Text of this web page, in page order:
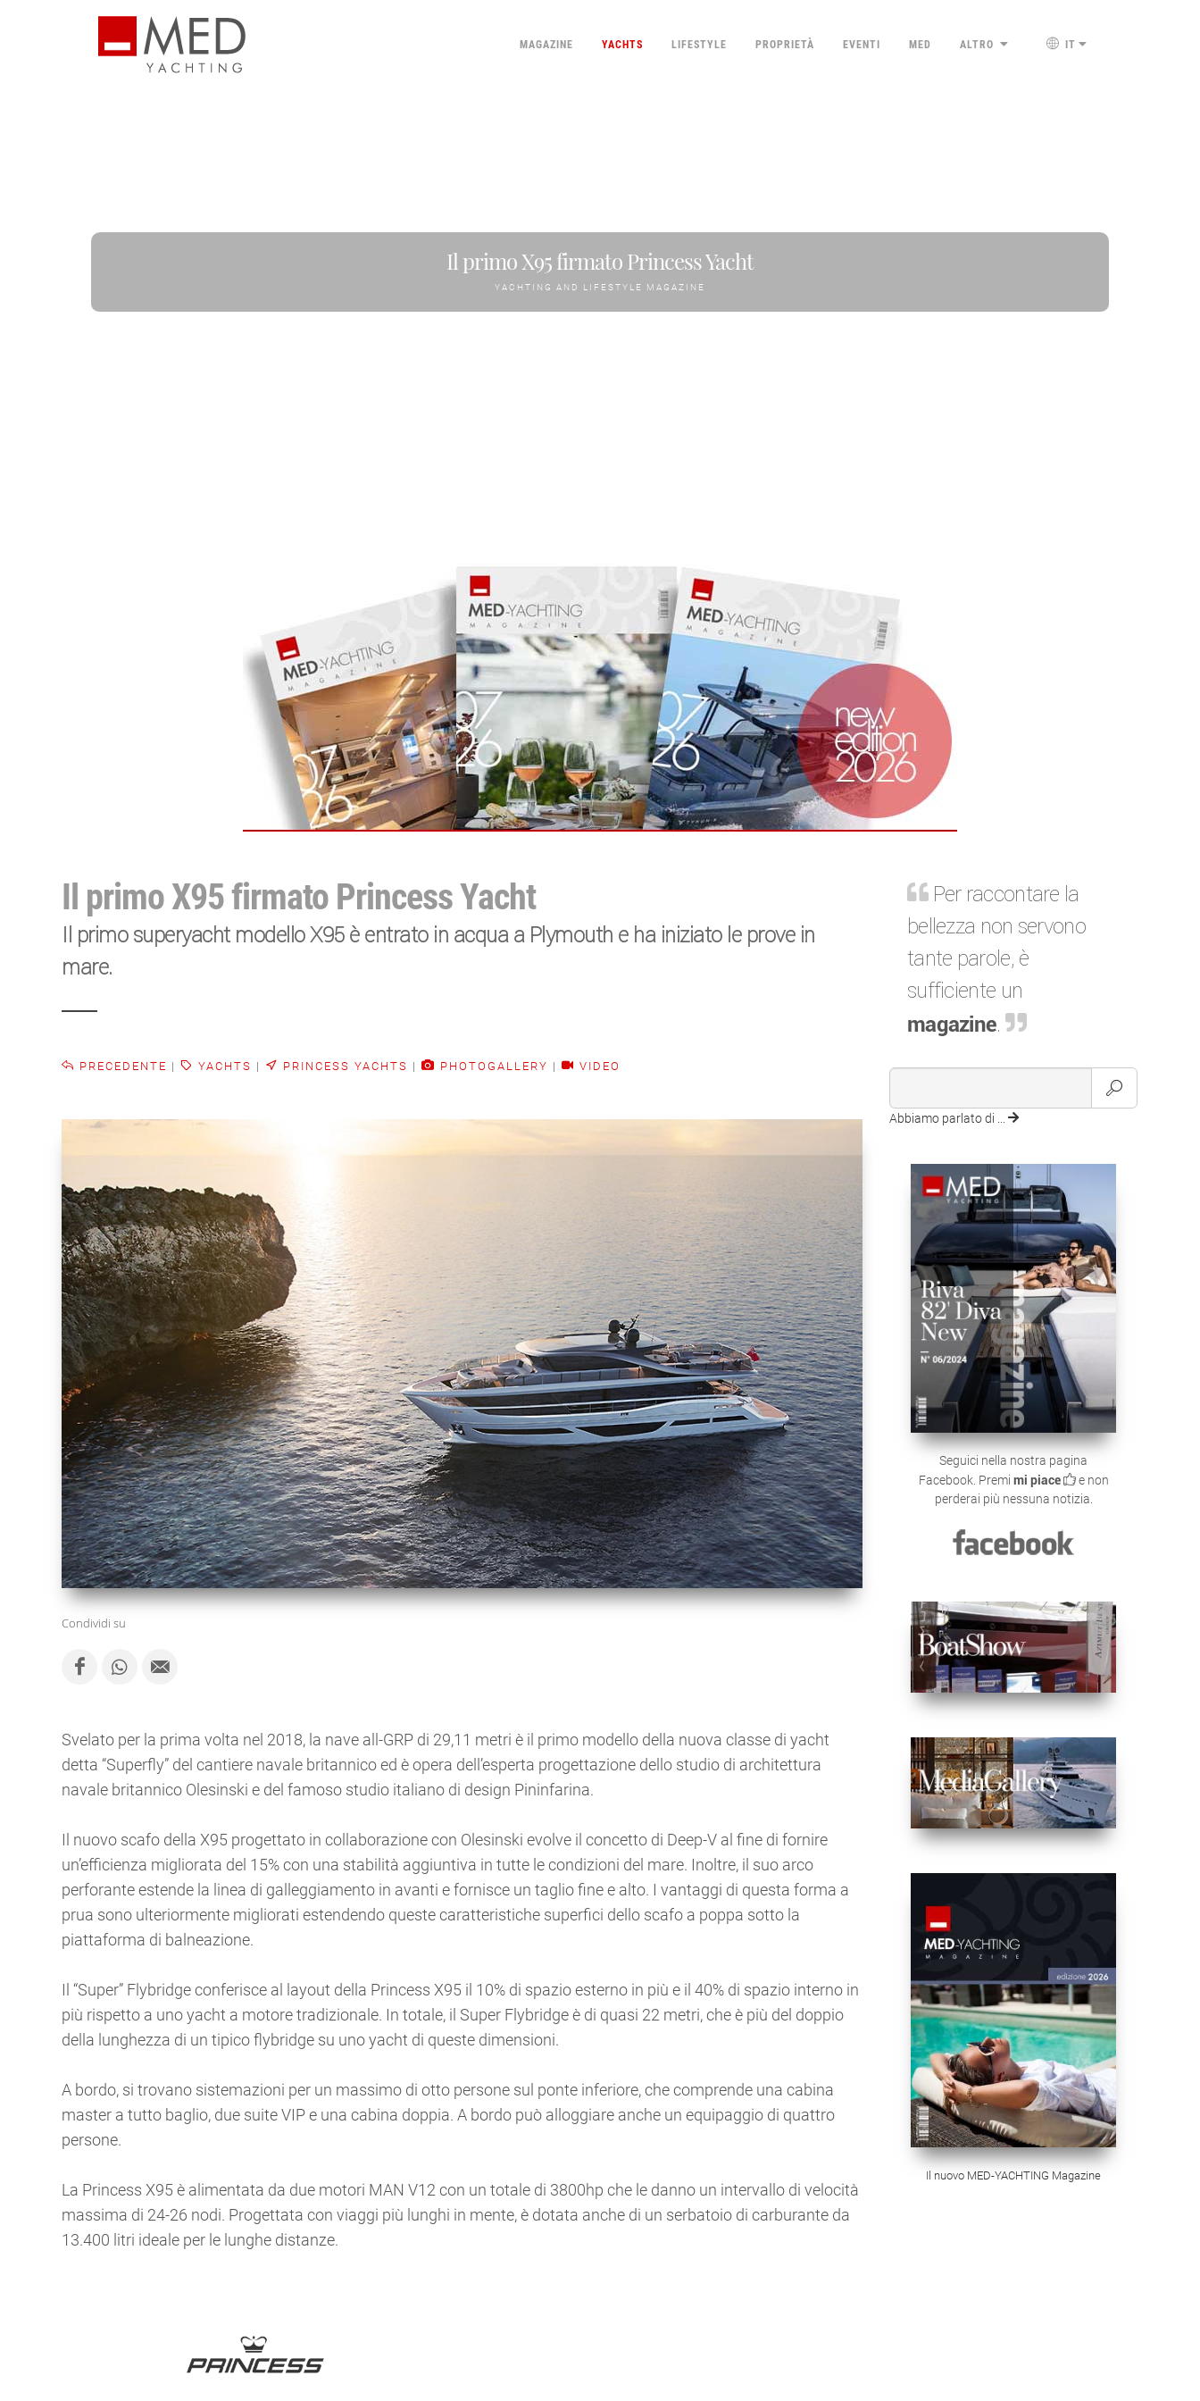
MAGAZINE YACHTS LIFESTYLE PROPRIETÀ EVENTI MED ALTRO IT
Il primo X95 firmato Princess Yacht
YACHTING AND LIFESTYLE MAGAZINE
Il primo X95 firmato Princess Yacht
Il primo superyacht modello X95 è entrato in acqua a Plymouth e ha iniziato le prove in
mare.
PRECEDENTE | YACHTS | PRINCESS YACHTS | PHOTOGALLERY | VIDEO
Condividi su
Svelato per la prima volta nel 2018, la nave all-GRP di 29,11 metri è il primo modello della nuova classe di yacht
detta “Superfly” del cantiere navale britannico ed è opera dell’esperta progettazione dello studio di architettura
navale britannico Olesinski e del famoso studio italiano di design Pininfarina.
Il nuovo scafo della X95 progettato in collaborazione con Olesinski evolve il concetto di Deep-V al fine di fornire
un’efficienza migliorata del 15% con una stabilità aggiuntiva in tutte le condizioni del mare. Inoltre, il suo arco
perforante estende la linea di galleggiamento in avanti e fornisce un taglio fine e alto. I vantaggi di questa forma a
prua sono ulteriormente migliorati estendendo queste caratteristiche superfici dello scafo a poppa sotto la
piattaforma di balneazione.
Il “Super” Flybridge conferisce al layout della Princess X95 il 10% di spazio esterno in più e il 40% di spazio interno in
più rispetto a uno yacht a motore tradizionale. In totale, il Super Flybridge è di quasi 22 metri, che è più del doppio
della lunghezza di un tipico flybridge su uno yacht di queste dimensioni.
A bordo, si trovano sistemazioni per un massimo di otto persone sul ponte inferiore, che comprende una cabina
master a tutto baglio, due suite VIP e una cabina doppia. A bordo può alloggiare anche un equipaggio di quattro
persone.
La Princess X95 è alimentata da due motori MAN V12 con un totale di 3800hp che le danno un intervallo di velocità
massima di 24-26 nodi. Progettata con viaggi più lunghi in mente, è dotata anche di un serbatoio di carburante da
13.400 litri ideale per le lunghe distanze.
Per raccontare la
bellezza non servono
tante parole, è
sufficiente un
magazine.
Abbiamo parlato di ...
Seguici nella nostra pagina
Facebook. Premi mi piace
e non
perderai più nessuna notizia.
Il nuovo MED-YACHTING Magazine